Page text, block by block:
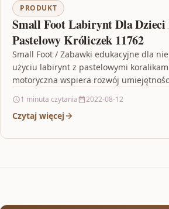
PRODUKT
Small Foot Labirynt Dla
Pastelowy Króliczek 11762
Small Foot / Zabawki edukacyjne dla
użyciu labirynt z pastelowymi
motoryczna wspiera rozwój
1 minuta czytania 2022-08-12
Czytaj więcej